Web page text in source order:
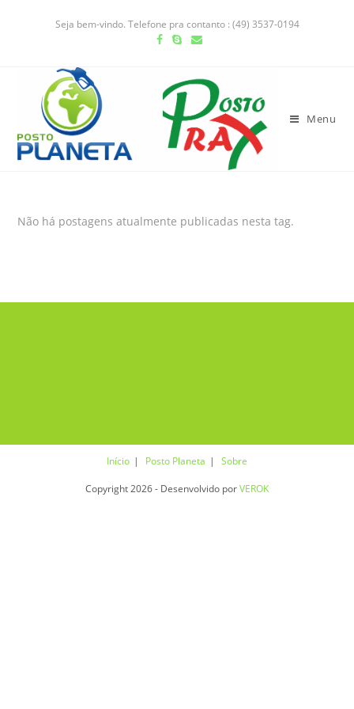
Seja bem-vindo. Telefone pra contanto : (49) 3537-0194
Menu
Não há postagens atualmente publicadas nesta tag.
Início Posto Planeta Sobre
Copyright 2026 - Desenvolvido porVEROK